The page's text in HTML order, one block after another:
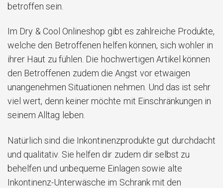
betroffen sein.
Im Dry & Cool Onlineshop gibt es zahlreiche Produkte,
welche den Betroffenen helfen können, sich wohler in
ihrer Haut zu fühlen. Die hochwertigen Artikel können
den Betroffenen zudem die Angst vor etwaigen
unangenehmen Situationen nehmen. Und das ist sehr
viel wert, denn keiner möchte mit Einschränkungen in
seinem Alltag leben.
Natürlich sind die Inkontinenzprodukte gut durchdacht
und qualitativ. Sie helfen dir zudem dir selbst zu
behelfen und unbequeme Einlagen sowie alte
Inkontinenz-Unterwäsche im Schrank mit den